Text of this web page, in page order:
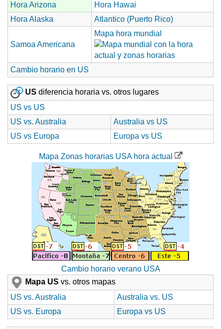
Hora Arizona
Hora Hawai
Hora Alaska
Atlantico (Puerto Rico)
Samoa Americana
Mapa hora mundial
Cambio horario en US
US diferencia horaria vs. otros lugares
US vs US
US vs. Australia
Australia vs US
US vs Europa
Europa vs US
Mapa Zonas horarias USA hora actual
Cambio horario verano USA
Mapa US vs. otros mapas
US vs. Australia
Australia vs. US
US vs. Europa
Europa vs US